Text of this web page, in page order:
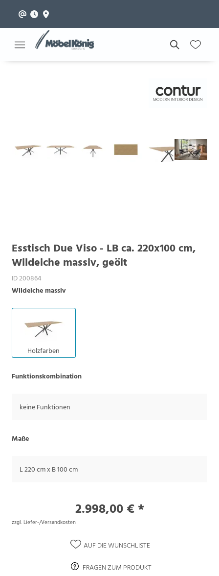
Esstisch Due Viso - LB ca. 220x100 cm,
Wildeiche massiv, geölt
ID 200864
Wildeiche massiv
Holzfarben
Funktionskombination
keine Funktionen
Maße
L 220 cm x B 100 cm
2.998,00 € *
zzgl. Liefer-/Versandkosten
AUF DIE WUNSCHLISTE
FRAGEN ZUM PRODUKT